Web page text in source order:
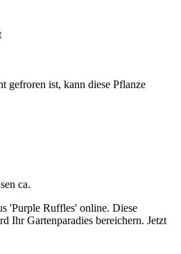
gefroren ist, kann diese Pflanze
ca.
'Purple Ruffles' online. Diese
Ihr Gartenparadies bereichern. Jetzt